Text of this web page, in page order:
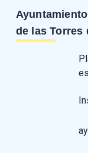
de las Torres